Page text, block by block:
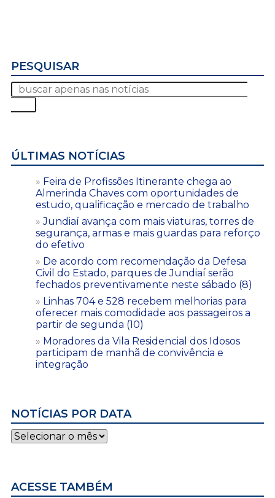
PESQUISAR
ÚLTIMAS NOTÍCIAS
Feira de Profissões Itinerante chega ao
Almerinda Chaves com oportunidades de
estudo, qualificação e mercado de trabalho
Jundiaí avança com mais viaturas, torres de
segurança, armas e mais guardas para reforço
do efetivo
De acordo com recomendação da Defesa
Civil do Estado, parques de Jundiaí serão
fechados preventivamente neste sábado (8)
Linhas 704 e 528 recebem melhorias para
oferecer mais comodidade aos passageiros a
partir de segunda (10)
Moradores da Vila Residencial dos Idosos
participam de manhã de convivência e
integração
NOTÍCIAS POR DATA
Notícias
por
ACESSE TAMBÉM